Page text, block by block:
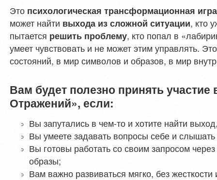
Это психологическая трансформационная игра
может найти выхода из сложной ситуации, кто
пытается решить проблему, кто попал в
умеет чувствовать и не может этим управлять.
состояний, в мир символов и образов, в мир
Вам будет полезно принять участие
Отражений», если:
Вы запутались в чем-то и хотите найти
Вы умеете задавать вопросы себе и
Вы готовы работать со своим запросом
образы;
Вам важно развиваться мягко, без